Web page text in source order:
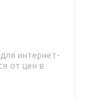
интернет-
от цен в